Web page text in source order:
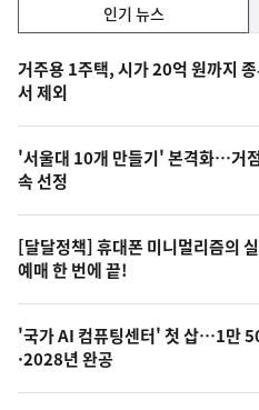
기,
최
신,
오
늘
의
영
상
오
인기 뉴스
기
뉴
스
거주용 1주택, 시가 20억 원까지
서 제외
'서울대 10개 만들기' 본격화…거
속 선정
[달달정책] 휴대폰 미니멀리즘의
예매 한 번에 끝!
'국가 AI 컴퓨팅센터' 첫 삽…1만
·2028년 완공